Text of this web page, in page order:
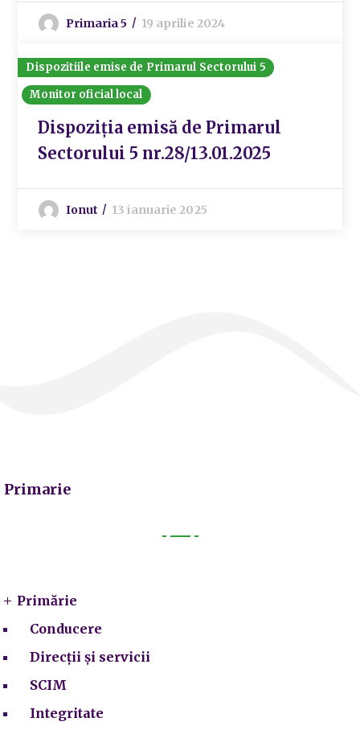
Primaria 5 19 aprilie 2024
Dispozitiile emise de Primarul Sectorului 5
Monitor oficial local
Dispoziția emisă de Primarul
Sectorului 5 nr.28/13.01.2025
Ionut 13 ianuarie 2025
Primarie
Primărie
Conducere
Direcții și servicii
SCIM
Integritate